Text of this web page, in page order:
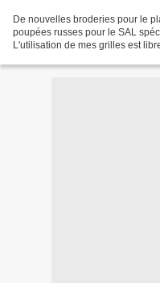
De nouvelles broderies pour le
poupées russes pour le SAL
L'utilisation de mes grilles est